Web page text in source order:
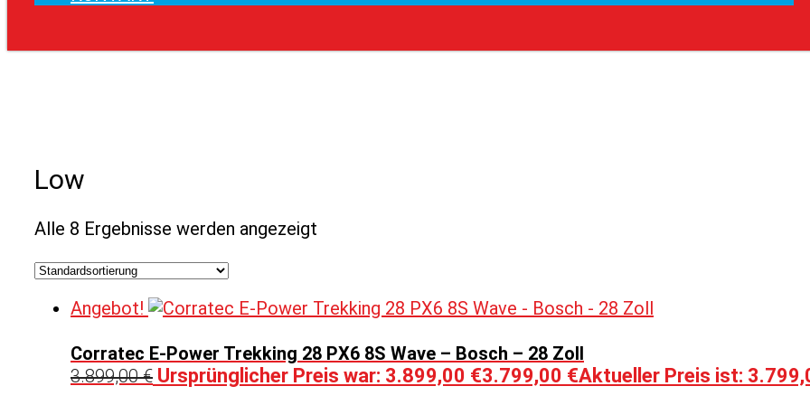
Low
Alle 8 Ergebnisse werden angezeigt
Angebot!
Corratec E-Power Trekking 28 PX6 8S Wave – Bosch – 28 Zoll
3.899,00€ Ursprünglicher Preis war: 3.899,00 €3.799,00 €Aktueller Preis ist: